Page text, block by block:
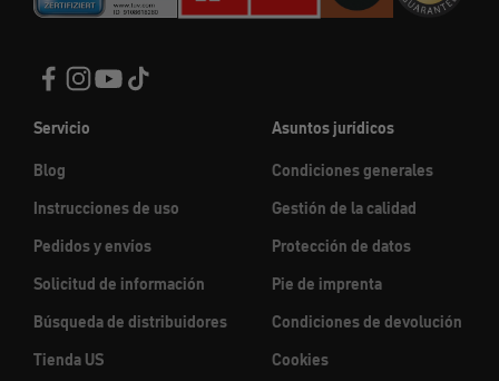
Servicio
Blog
Instrucciones de uso
Pedidos y envíos
Solicitud de información
Búsqueda de distribuidores
Tienda US
Asuntos jurídicos
Condiciones generales
Gestión de la calidad
Protección de datos
Pie de imprenta
Condiciones de devolución
Cookies